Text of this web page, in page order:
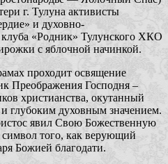
г. Тулуна активисты
и духовно-
клуба «Родник» Тулунского ХКО
с яблочной начинкой.
проходит освящение
Преображения Господня –
христианства, окутанный
глубоким духовным значением.
явил Свою Божественную
того, как верующий
Божией благодати.